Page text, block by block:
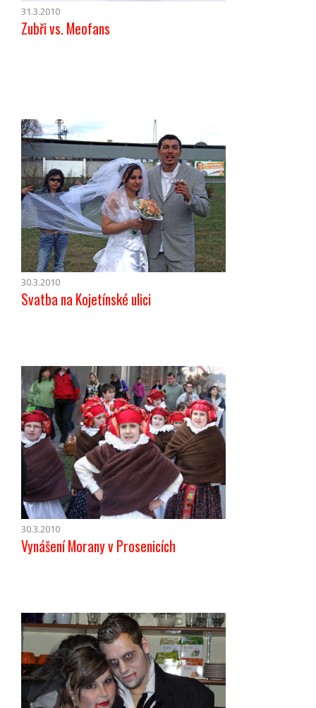
31.3.2010
Zubři vs. Meofans
30.3.2010
Svatba na Kojetínské ulici
30.3.2010
Vynášení Morany v Prosenicích